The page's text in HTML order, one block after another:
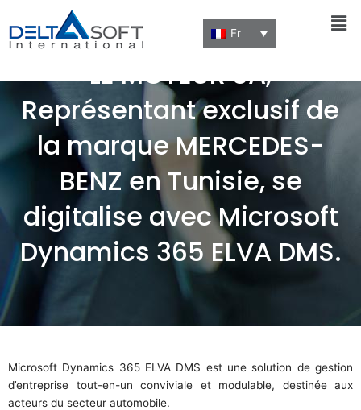
Fr
LE MOTEUR SA,
Représentant exclusif de
la marque MERCEDES-
BENZ en Tunisie, se
digitalise avec Microsoft
Dynamics 365 ELVA DMS.
Microsoft Dynamics 365 ELVA DMS est une solution de gestion
d’entreprise tout-en-un conviviale et modulable, destinée aux
acteurs du secteur automobile.